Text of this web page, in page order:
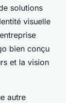
solutions
visuelle
bien conçu
et la vision
autre